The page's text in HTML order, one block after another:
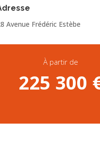
Avenue Frédéric Estèbe
À partir de
225 300